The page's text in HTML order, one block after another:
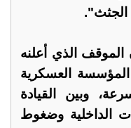
الجثث".
الذي أعلنه
المؤسسة العسكرية
وبين القيادة
الداخلية وضغوط